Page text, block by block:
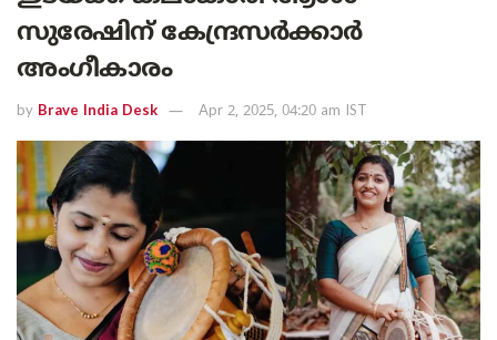
സുരേഷിന് കേന്ദ്രസർക്കാർ
അംഗീകാരം
by Brave India Desk Apr 2, 2025, 04:20 am IST